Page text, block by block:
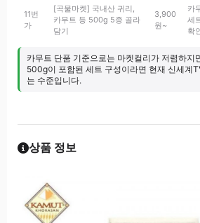
11번
가
[곡물마켓] 국내산 귀리,
카무트 등 500g 5종 골라
담기
3,900
원~
카
세
확
카무트 단품 기준으로는 마켓컬리가 저렴하지
500g이 포함된 세트 구성이라면 현재 신세계
는 수준입니다.
상품 정보